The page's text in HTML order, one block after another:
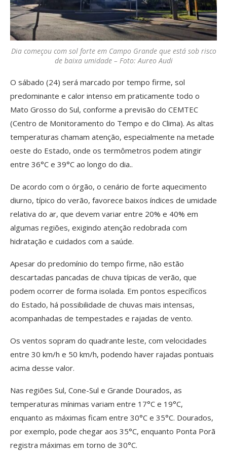
Dia começou com sol forte em Campo Grande que está sob risco
de baixa umidade – Foto: Aureo Audi
O sábado (24) será marcado por tempo firme, sol
predominante e calor intenso em praticamente todo o
Mato Grosso do Sul, conforme a previsão do CEMTEC
(Centro de Monitoramento do Tempo e do Clima). As altas
temperaturas chamam atenção, especialmente na metade
oeste do Estado, onde os termômetros podem atingir
entre 36°C e 39°C ao longo do dia..
De acordo com o órgão, o cenário de forte aquecimento
diurno, típico do verão, favorece baixos índices de umidade
relativa do ar, que devem variar entre 20% e 40% em
algumas regiões, exigindo atenção redobrada com
hidratação e cuidados com a saúde.
Apesar do predomínio do tempo firme, não estão
descartadas pancadas de chuva típicas de verão, que
podem ocorrer de forma isolada. Em pontos específicos
do Estado, há possibilidade de chuvas mais intensas,
acompanhadas de tempestades e rajadas de vento.
Os ventos sopram do quadrante leste, com velocidades
entre 30 km/h e 50 km/h, podendo haver rajadas pontuais
acima desse valor.
Nas regiões Sul, Cone-Sul e Grande Dourados, as
temperaturas mínimas variam entre 17°C e 19°C,
enquanto as máximas ficam entre 30°C e 35°C. Dourados,
por exemplo, pode chegar aos 35°C, enquanto Ponta Porã
registra máximas em torno de 30°C.